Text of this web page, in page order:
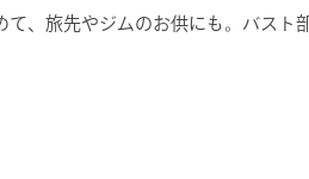
、旅先やジムのお供にも。バス